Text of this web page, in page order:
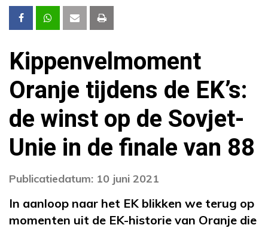
Kippenvelmoment
Oranje tijdens de EK’s:
de winst op de Sovjet-
Unie in de finale van 88
Publicatiedatum: 10 juni 2021
In aanloop naar het EK blikken we terug op
momenten uit de EK-historie van Oranje die